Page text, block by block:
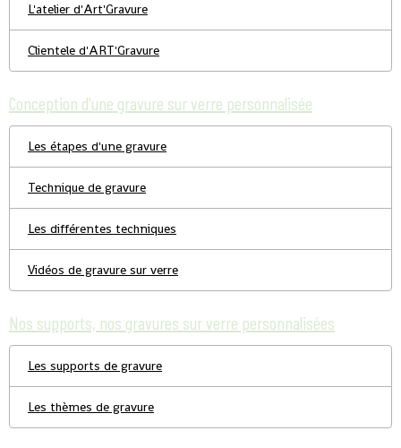
L'atelier d'Art'Gravure
Clientele d'ART'Gravure
Conception d'une gravure sur verre personnalisée
Les étapes d'une gravure
Technique de gravure
Les différentes techniques
Vidéos de gravure sur verre
Nos supports, nos gravures sur verre personnalisées
Les supports de gravure
Les thèmes de gravure